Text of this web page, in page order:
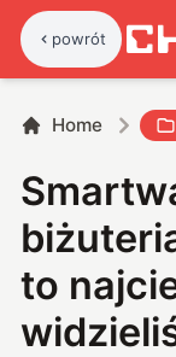
powrót
Home
to